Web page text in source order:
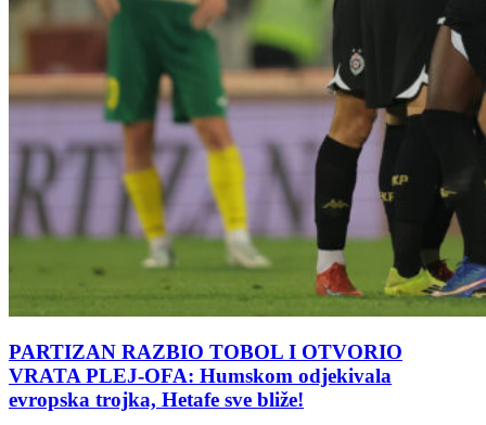
PARTIZAN RAZBIO TOBOL I OTVORIO
VRATA PLEJ-OFA: Humskom odjekivala
evropska trojka, Hetafe sve bliže!